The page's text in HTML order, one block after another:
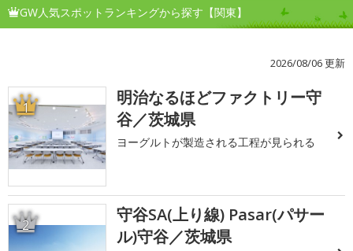
GW人気スポットランキングから探す【関東】
2026/08/06 更新
1
明治なるほどファクトリー守
谷／茨城県
ヨーグルトが製造される工程が見られる
2
守谷SA(上り線) Pasar(パサー
ル)守谷／茨城県